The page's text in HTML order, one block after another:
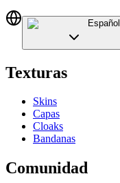
Español
Texturas
Skins
Capas
Cloaks
Bandanas
Comunidad